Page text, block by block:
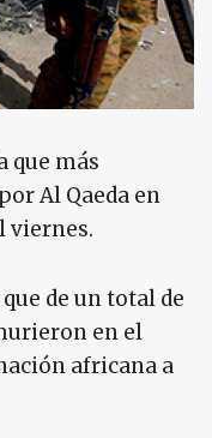
que más
Al Qaeda en
viernes.
de un total de
en el
africana a